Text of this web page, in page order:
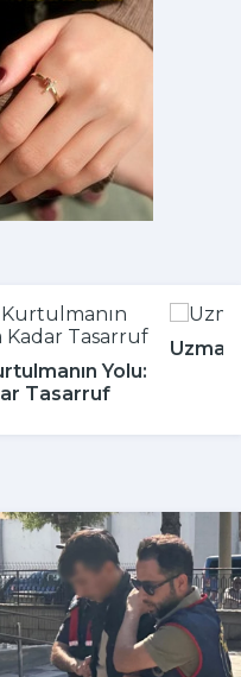
Yolu:
Tasarruf